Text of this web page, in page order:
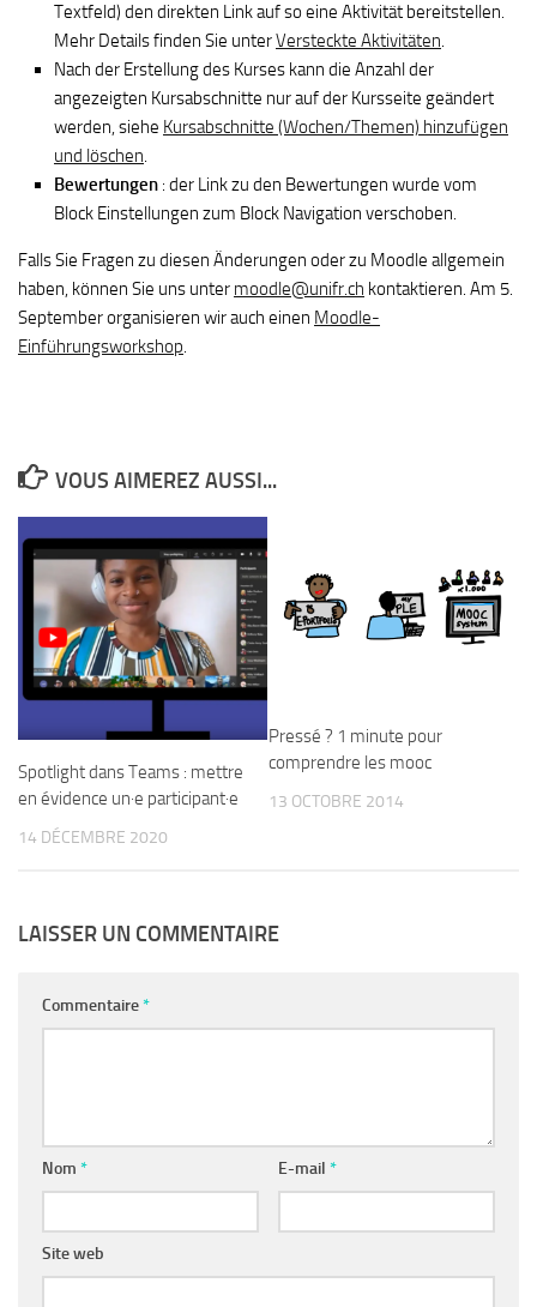
Textfeld) den direkten Link auf so eine Aktivität bereitstellen.
Mehr Details finden Sie unterVersteckte Aktivitäten.
Nach der Erstellung des Kurses kann die Anzahl der
angezeigten Kursabschnitte nur auf der Kursseite geändert
werden, siehe Kursabschnitte (Wochen/Themen) hinzufügen
und löschen.
Bewertungen : der Link zu den Bewertungen wurde vom
Block Einstellungen zum Block Navigation verschoben.
Falls Sie Fragen zu diesen Änderungen oder zu Moodle allgemein
haben, können Sie uns unter moodle@unifr.ch kontaktieren. Am 5.
September organisieren wir auch einen Moodle-
Einführungsworkshop.
VOUS AIMEREZ AUSSI...
Spotlight dans Teams : mettre
en évidence un·e participant·e
14 DÉCEMBRE 2020
Pressé ? 1 minute pour
comprendre les mooc
13 OCTOBRE 2014
LAISSER UN COMMENTAIRE
Commentaire*
Nom * E-mail *
Site web